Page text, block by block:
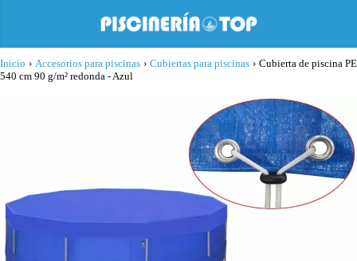
Inicio › Accesorios para piscinas › Cubiertas para piscinas › Cubierta de piscina PE
540 cm 90 g/m² redonda - Azul